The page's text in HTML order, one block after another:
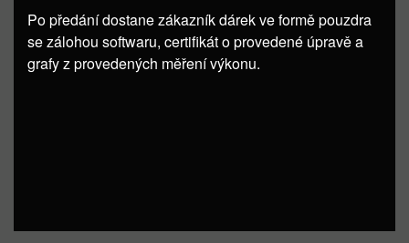
Po předání dostane zákazník dárek ve formě pouzdra
se zálohou softwaru, certifikát o provedené úpravě a
grafy z provedených měření výkonu.